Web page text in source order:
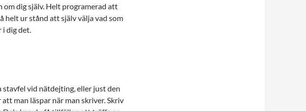
dig själv. Helt programerad att
helt ur stånd att själv välja vad som
i dig det.
stavfel vid nätdejting, eller just den
man läspar när man skriver. Skriv